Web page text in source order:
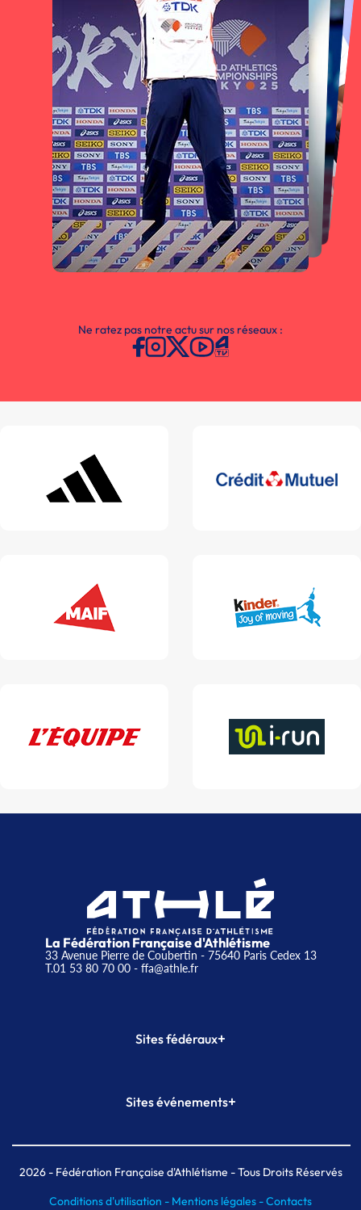
Ne ratez pas notre actu sur nos réseaux :
La Fédération Française d'Athlétisme
33 Avenue Pierre de Coubertin - 75640 Paris Cedex 13
T.01 53 80 70 00- ffa@athle.fr
Sites fédéraux+
Plateforme Formation
Sites événements+
Meeting de Paris indoor
MAIF Ekiden de Paris
2026- Fédération Française d'Athlétisme - Tous Droits Réservés
Conditions d'utilisation - Mentions légales -Contacts